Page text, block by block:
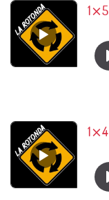
1⨯5
1⨯4